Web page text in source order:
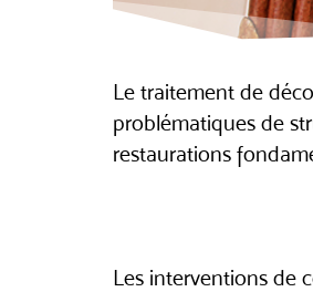
Le traitement de
problématiques de
restaurations
Les interventions de